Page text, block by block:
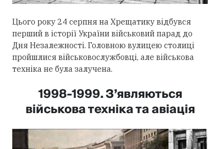
Цього року 24 серпня на Хрещатику відбувся
перший в історії України військовий парад до
Дня Незалежності. Головною вулицею столиці
пройшлися військовослужбовці, але військова
техніка не була залучена.
1998-1999. З’являються
військова техніка та авіація